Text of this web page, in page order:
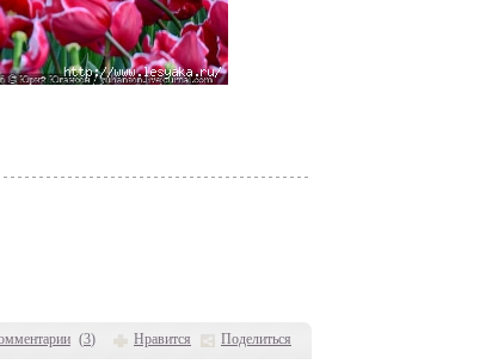
(3) Нравится Поделиться